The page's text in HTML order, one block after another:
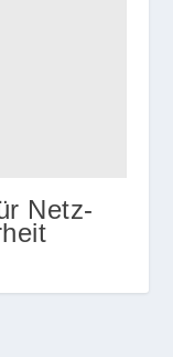
Netz-